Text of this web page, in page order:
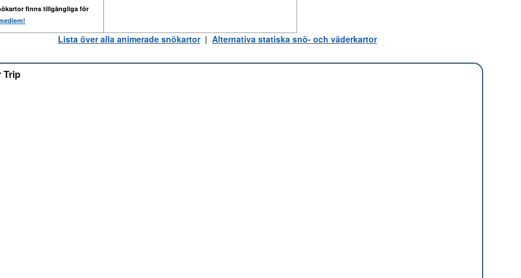
finns tillgängliga för
Lista över alla animerade snökartor| Alternativa statiska snö- och väderkartor
Trip